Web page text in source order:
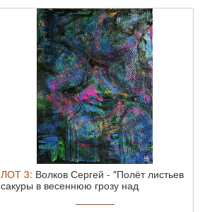
ЛОТ 3: Волков Сергей - "Полёт листьев
сакуры в весеннюю грозу над